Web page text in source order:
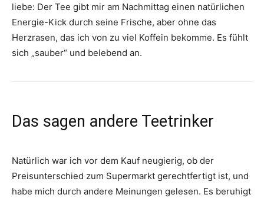
liebe: Der Tee gibt mir am Nachmittag einen natürlichen
Energie-Kick durch seine Frische, aber ohne das
Herzrasen, das ich von zu viel Koffein bekomme. Es fühlt
sich „sauber“ und belebend an.
Das sagen andere Teetrinker
Natürlich war ich vor dem Kauf neugierig, ob der
Preisunterschied zum Supermarkt gerechtfertigt ist, und
habe mich durch andere Meinungen gelesen. Es beruhigt